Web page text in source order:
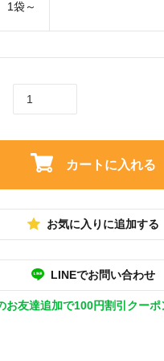
1袋～
カートに入れる
お気に入りに追加する
LINEでお問い合わせ
お友達追加で100円割引クーポ